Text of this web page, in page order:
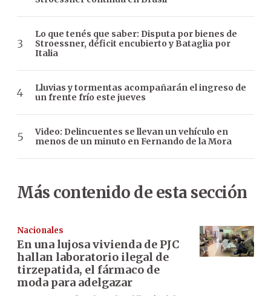
Lo que tenés que saber: Disputa por bienes de
Stroessner, déficit encubierto y Bataglia por
Italia
Lluvias y tormentas acompañarán el ingreso de
un frente frío este jueves
Video: Delincuentes se llevan un vehículo en
menos de un minuto en Fernando de la Mora
Más contenido de esta sección
Nacionales
En una lujosa vivienda de PJC
hallan laboratorio ilegal de
tirzepatida, el fármaco de
moda para adelgazar